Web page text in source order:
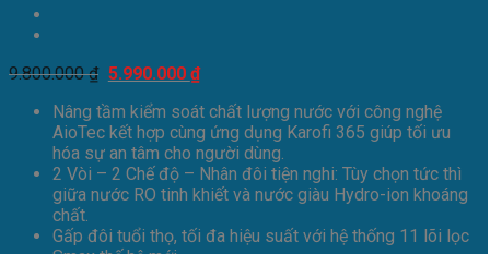
9.800.000₫ Giá
là:
9.800.000 ₫.
5.990.000 ₫Giá
tại
là:
5.990.000 ₫.
Nâng tầm kiểm soát chất lượng nước với công nghệ
AioTec kết hợp cùng ứng dụng Karofi 365 giúp tối ưu
hóa sự an tâm cho người dùng.
2 Vòi – 2 Chế độ – Nhân đôi tiện nghi: Tùy chọn tức thì
giữa nước RO tinh khiết và nước giàu Hydro-ion khoáng
chất.
Gấp đôi tuổi thọ, tối đa hiệu suất với hệ thống 11 lõi lọc